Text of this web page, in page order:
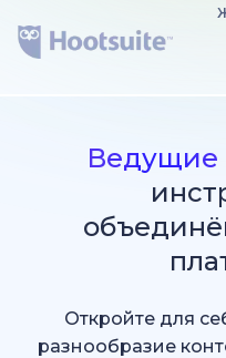
Откройте для
разнообразие